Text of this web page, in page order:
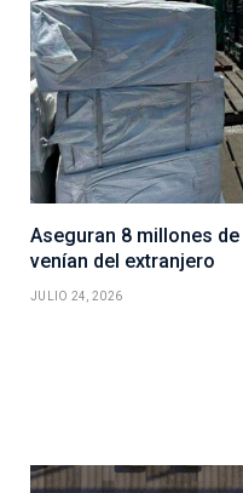
Aseguran 8 millones
venían del extranjero
JULIO 24, 2026